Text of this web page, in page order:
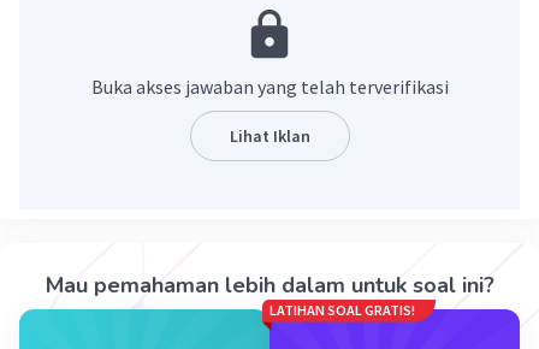
Buka akses jawaban yang telah terverifikasi
Lihat Iklan
Mau pemahaman lebih dalam untuk soal ini?
LATIHAN SOAL GRATIS!